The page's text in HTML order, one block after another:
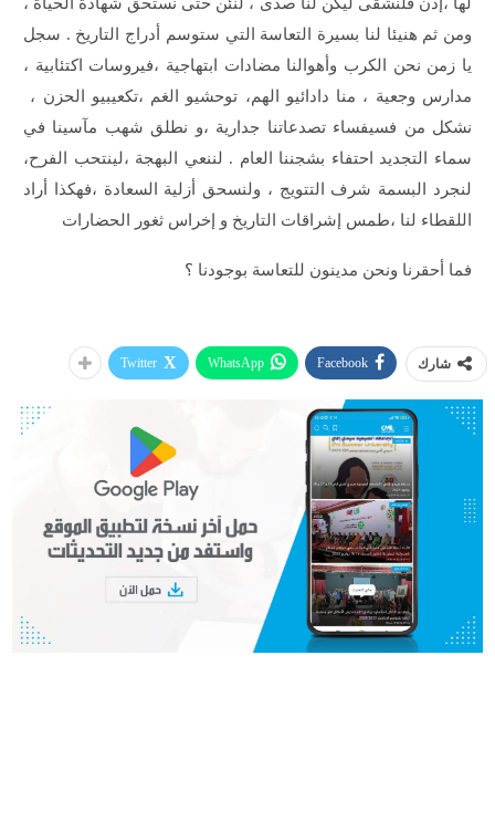
ومن ثم هنيئا لنا بسيرة التعاسة التي ستوسم أدراج التاريخ . سجل
يا زمن نحن الكرب وأهوالنا مضادات ابتهاجية ،فيروسات اكتئابية ،
مدارس وجعية ، منا دادائيو الهم، توحشيو الغم ،تكعيبيو الحزن ،
نشكل من فسيفساء تصدعاتنا جدارية ،و نطلق شهب مآسينا في
سماء التجديد احتفاء بشجننا العام . لننعي البهجة ،لينتحب الفرح،
لنجرد البسمة شرف التتويج ، ولنسحق أزلية السعادة ،فهكذا أراد
اللقطاء لنا ،طمس إشراقات التاريخ و إخراس ثغور الحضارات
فما أحقرنا ونحن مدينون للتعاسة بوجودنا ؟
شارك Facebook
WhatsApp
Twitter